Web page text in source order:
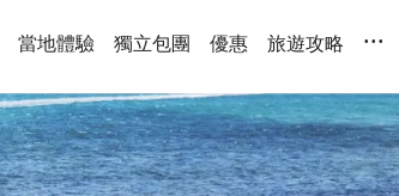
當地體驗 獨立包團 優惠 旅遊攻略 ...